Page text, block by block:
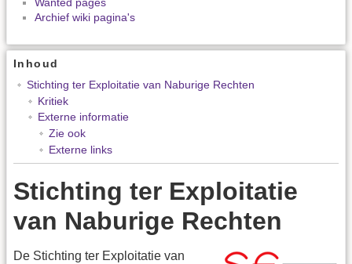
Archief wiki pagina's
Inhoud
Stichting ter Exploitatie van Naburige Rechten
Kritiek
Externe informatie
Zie ook
Externe links
Stichting ter Exploitatie
van Naburige Rechten
De Stichting ter Exploitatie van